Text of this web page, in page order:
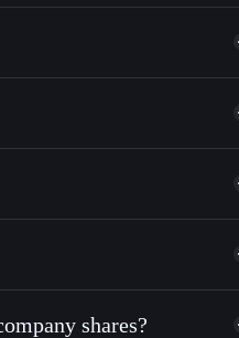
0.34%
shares?